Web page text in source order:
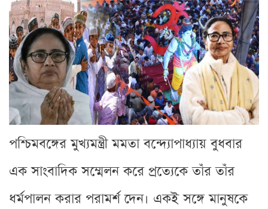
পশ্চিমবঙ্গের মুখ্যমন্ত্রী মমতা বন্দ্যোপাধ্যায় বুধবার
এক সাংবাদিক সম্মেলন করে প্রত্যেকে তাঁর তাঁর
ধর্মপালন করার পরামর্শ দেন। একই সঙ্গে মানুষকে